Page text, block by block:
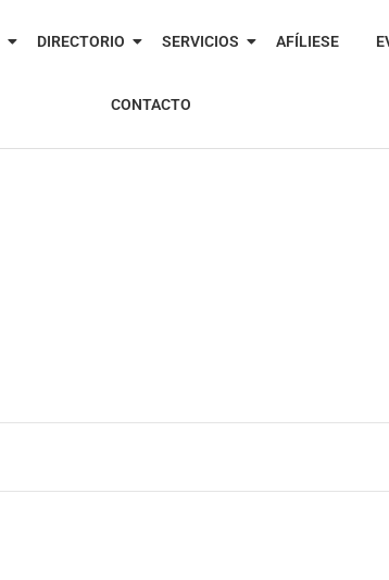
DIRECTORIO SERVICIOS AFÍLIESE
CONTACTO